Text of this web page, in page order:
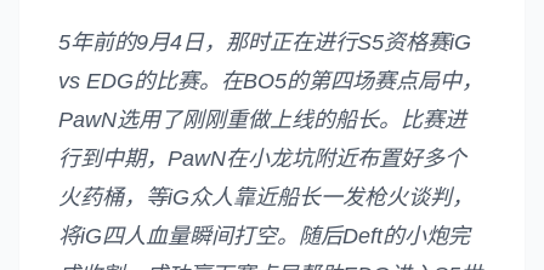
5年前的9月4日，那时正在进行S5资格赛iG
vs EDG的比赛。在BO5的第四场赛点局中，
PawN选用了刚刚重做上线的船长。比赛进
行到中期，PawN在小龙坑附近布置好多个
火药桶，等iG众人靠近船长一发枪火谈判，
将iG四人血量瞬间打空。随后Deft的小炮完